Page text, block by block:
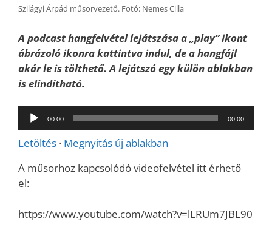
Szilágyi Árpád műsorvezető. Fotó: Nemes Cilla
A podcast hangfelvétel lejátszása a „play” ikont
ábrázoló ikonra kattintva indul, de a hangfájl
akár le is tölthető. A lejátszó egy külön ablakban
is elindítható.
Audió
lejátszó
00:00 00:00
Letöltés · Megnyitás új ablakban
A műsorhoz kapcsolódó videofelvétel itt érhető
el:
https://www.youtube.com/watch?v=lLRUm7JBL90